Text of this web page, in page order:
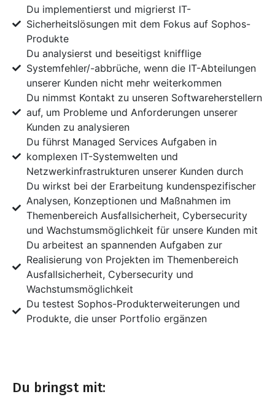
Du implementierst und migrierst IT-
Sicherheitslösungen mit dem Fokus auf Sophos-
Produkte
Du analysierst und beseitigst knifflige
Systemfehler/-abbrüche, wenn die IT-Abteilungen
unserer Kunden nicht mehr weiterkommen
Du nimmst Kontakt zu unseren Softwareherstellern
auf, um Probleme und Anforderungen unserer
Kunden zu analysieren
Du führst Managed Services Aufgaben in
komplexen IT-Systemwelten und
Netzwerkinfrastrukturen unserer Kunden durch
Du wirkst bei der Erarbeitung kundenspezifischer
Analysen, Konzeptionen und Maßnahmen im
Themenbereich Ausfallsicherheit, Cybersecurity
und Wachstumsmöglichkeit für unsere Kunden mit
Du arbeitest an spannenden Aufgaben zur
Realisierung von Projekten im Themenbereich
Ausfallsicherheit, Cybersecurity und
Wachstumsmöglichkeit
Du testest Sophos-Produkterweiterungen und
Produkte, die unser Portfolio ergänzen
Du bringst mit: